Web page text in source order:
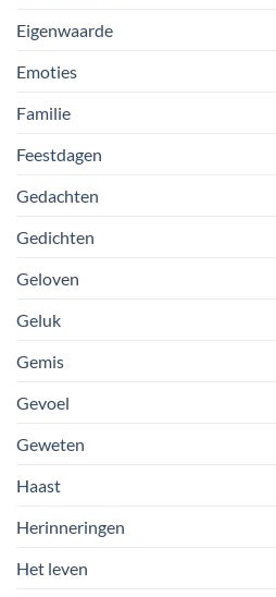
Eigenwaarde
Emoties
Familie
Feestdagen
Gedachten
Gedichten
Geloven
Geluk
Gemis
Gevoel
Geweten
Haast
Herinneringen
Het leven